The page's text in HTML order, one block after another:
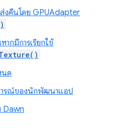
คืนโดย GPUAdapter
ากมีการเรียกใช้
นด
ารณ์ของนักพัฒนาแอป
Dawn